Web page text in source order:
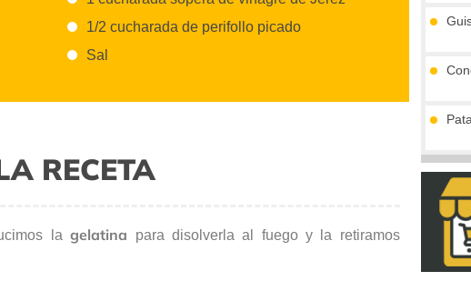
1/2 cucharada de perifollo picado
Sal
RECETA
lagelatina
para disolverla al fuego y la retiramos